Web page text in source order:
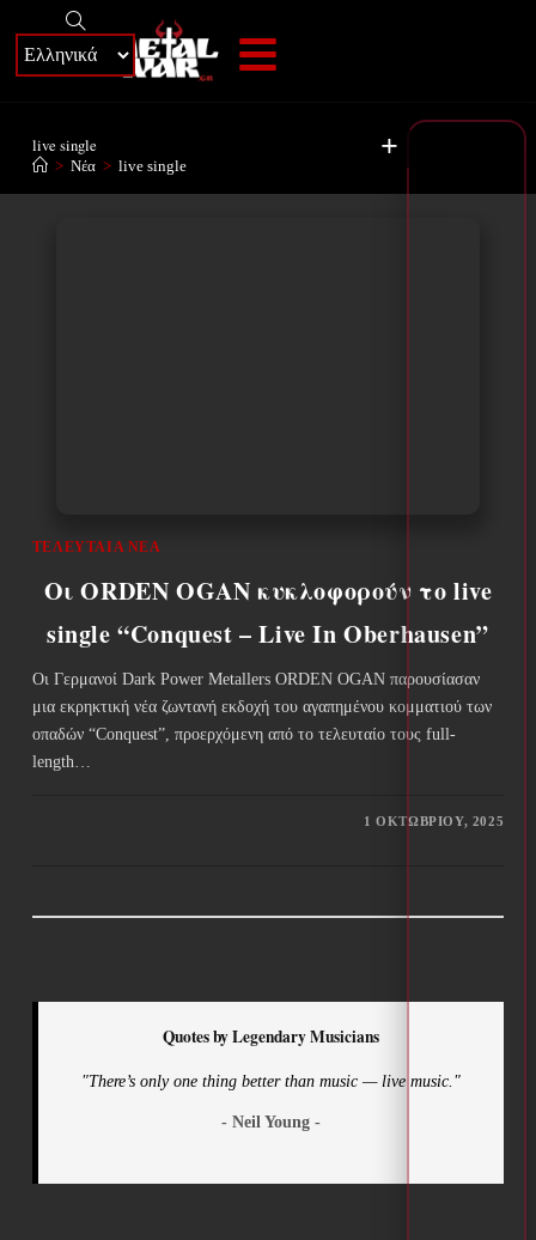
+
live single
> Νέα > live single
ΤΕΛΕΥΤΑΊΑ ΝΈΑ
Οι ORDEN OGAN κυκλοφορούν το live
single “Conquest – Live In Oberhausen”
Οι Γερμανοί Dark Power Metallers ORDEN OGAN παρουσίασαν
μια εκρηκτική νέα ζωντανή εκδοχή του αγαπημένου κομματιού των
οπαδών “Conquest”, προερχόμενη από το τελευταίο τους full-
length…
1 ΟΚΤΩΒΡΊΟΥ, 2025
Quotes by Legendary Musicians
"There’s only one thing better than music — live music."
- Neil Young -